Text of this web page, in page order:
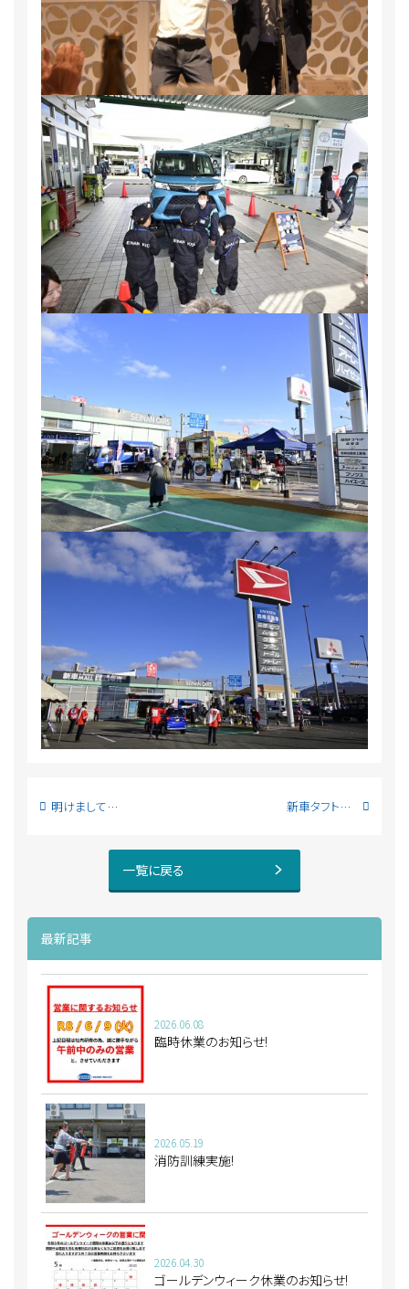
明けましておめでとうございます! 新車タフト納車!
一覧に戻る
最新記事
2026.06.08
臨時休業のお知らせ!
2026.05.19
消防訓練実施!
2026.04.30
ゴールデンウィーク休業のお知らせ!